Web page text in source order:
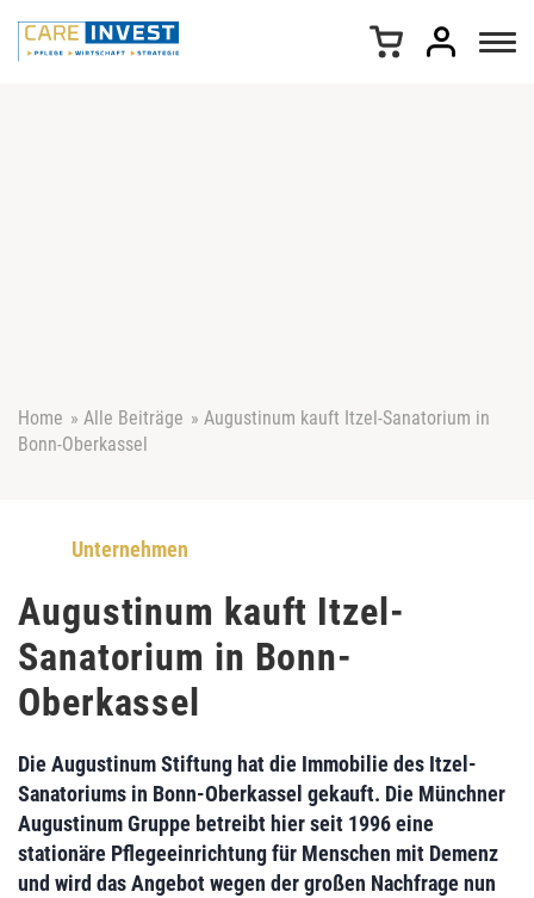
Home » Alle Beiträge » Augustinum kauft Itzel-Sanatorium in
Bonn-Oberkassel
Unternehmen
Augustinum kauft Itzel-
Sanatorium in Bonn-
Oberkassel
Die Augustinum Stiftung hat die Immobilie des Itzel-
Sanatoriums in Bonn-Oberkassel gekauft. Die Münchner
Augustinum Gruppe betreibt hier seit 1996 eine
stationäre Pflegeeinrichtung für Menschen mit Demenz
und wird das Angebot wegen der großen Nachfrage nun